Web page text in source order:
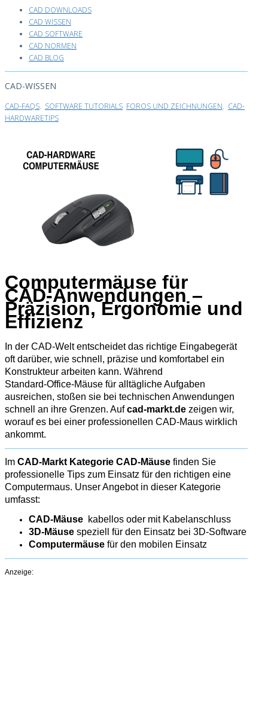
CAD DOWNLOADS
CAD WISSEN
CAD SOFTWARE
CAD NORMEN
CAD BLOG
CAD-WISSEN
CAD-FAQS. SOFTWARE TUTORIALS FOROS UND ZEICHNUNGEN. CAD-
HARDWARETIPS
Computermäuse für
CAD‑Anwendungen –
Präzision, Ergonomie und
Effizienz
In der CAD‑Welt entscheidet das richtige Eingabegerät
oft darüber, wie schnell, präzise und komfortabel ein
Konstrukteur arbeiten kann. Während
Standard‑Office‑Mäuse für alltägliche Aufgaben
ausreichen, stoßen sie bei technischen Anwendungen
schnell an ihre Grenzen. Aufcad-markt.de zeigen wir,
worauf es bei einer professionellen CAD‑Maus wirklich
ankommt.
Im CAD-Markt Kategorie CAD-Mäuse finden Sie
professionelle Tips zum Einsatz für den richtigen eine
Computermaus. Unser Angebot in dieser Kategorie
umfasst:
CAD-Mäuse kabellos oder mit Kabelanschluss
3D-Mäuse speziell für den Einsatz bei 3D-Software
Computermäuse für den mobilen Einsatz
Anzeige: